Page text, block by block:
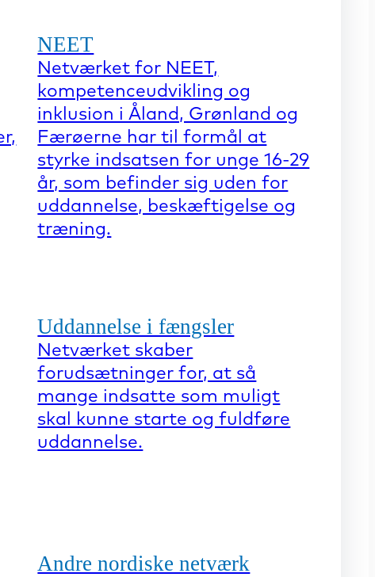
NEET
Netværket for NEET,
kompetenceudvikling og
inklusion i Åland, Grønland og
Færøerne har til formål at
styrke indsatsen for unge 16-29
år, som befinder sig uden for
uddannelse, beskæftigelse og
træning.
Uddannelse i fængsler
Netværket skaber
forudsætninger for, at så
mange indsatte som muligt
skal kunne starte og fuldføre
uddannelse.
Andre nordiske netværk